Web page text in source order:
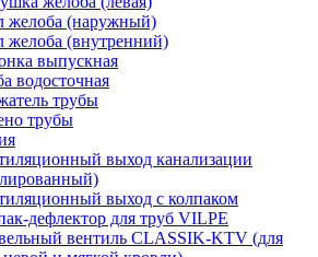
желоба (наружный)
желоба (внутренний)
выпускная
водосточная
трубы
трубы
выход канализации
выход с колпаком
дефлектор для труб VILPE
вентиль CLASSIK-KTV (для